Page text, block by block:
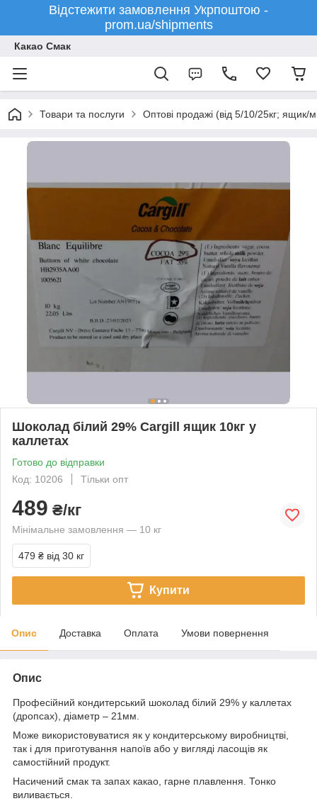
Відстежити замовлення Укрпоштою -
prom.ua/shipments
Какао Смак
Товари та послуги Оптові продажі (від 5/10/25кг; ящик/
Шоколад білий 29% Cargill ящик 10кг у
каллетах
Готово до відправки
Код: 10206
Тільки опт
489 ₴/кг
Мінімальне замовлення — 10 кг
479 ₴ від 30 кг
Купити
Опис Доставка Оплата Умови повернення
Опис
Професійний кондитерський шоколад білий 29% у каллетах
(дропсах), діаметр – 21мм.
Може використовуватися як у кондитерському виробництві,
так і для приготування напоїв або у вигляді ласощів як
самостійний продукт.
Насичений смак та запах какао, гарне плавлення. Тонко
виливається.